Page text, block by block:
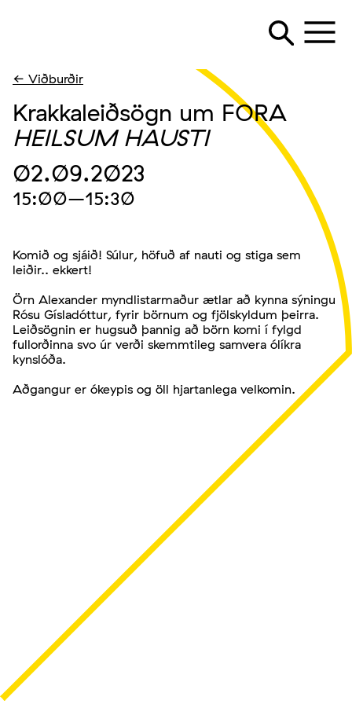
← Viðburðir
Krakkaleiðsögn um FORA
HEILSUM HAUSTI
02.09.2023
15:00–15:30
Komið og sjáið! Súlur, höfuð af nauti og stiga sem
leiðir.. ekkert!
Örn Alexander myndlistarmaður ætlar að kynna sýningu
Rósu Gísladóttur, fyrir börnum og fjölskyldum þeirra.
Leiðsögnin er hugsuð þannig að börn komi í fylgd
fullorðinna svo úr verði skemmtileg samvera ólíkra
kynslóða.
Aðgangur er ókeypis og öll hjartanlega velkomin.